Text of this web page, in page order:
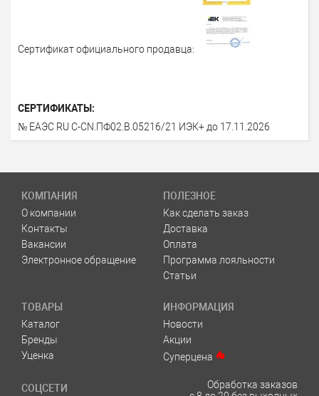
Сертификат официального продавца:
СЕРТИФИКАТЫ:
№ ЕАЭС RU С-CN.ПФ02.В.05216/21 ИЭК+ до 17.11.2026
КОМПАНИЯ
О компании
Контакты
Вакансии
Электронное обращение
ПОЛЕЗНОЕ
Как сделать заказ
Доставка
Оплата
Программа лояльности
Статьи
ТОВАРЫ
Каталог
Бренды
Уценка
ИНФОРМАЦИЯ
Новости
Акции
Суперцена
СОЦСЕТИ
Обработка заказов